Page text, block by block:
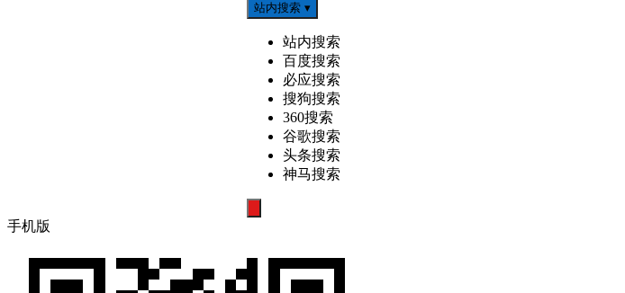
站内搜索 ▾
站内搜索
百度搜索
必应搜索
搜狗搜索
360搜索
谷歌搜索
头条搜索
神马搜索
搜
手机版